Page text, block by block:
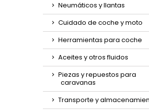
Neumáticos y llantas
Cuidado de coche y moto
Herramientas para coche
Aceites y otros fluidos
Piezas y repuestos para
caravanas
Transporte y